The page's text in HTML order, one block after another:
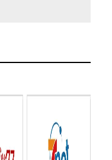
9784344408463